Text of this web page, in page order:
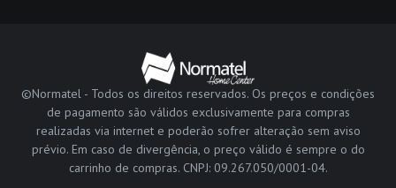
©Normatel - Todos os direitos reservados. Os preços e condições
de pagamento são válidos exclusivamente para compras
realizadas via internet e poderão sofrer alteração sem aviso
prévio. Em caso de divergência, o preço válido é sempre o do
carrinho de compras. CNPJ: 09.267.050/0001-04.